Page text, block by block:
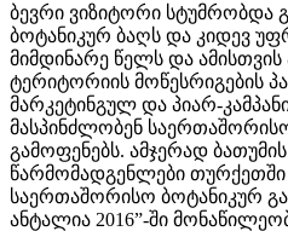
ბევრი ვიზიტორი სტუმრობდა
ბოტანიკურ ბაღს და კიდევ
მიმდინარე წელს და ამისთვის
ტერიტორიის მოწესრიგების
მარკეტინგულ და პიარ-
მასპინძლობენ
გამოფენებს. ამჯერად
წარმომადგენლები თურქეთში
საერთაშორისო ბოტანიკურ
ანტალია 2016”-ში